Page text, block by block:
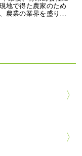
地で得た農家のため
農業の業界を盛り…